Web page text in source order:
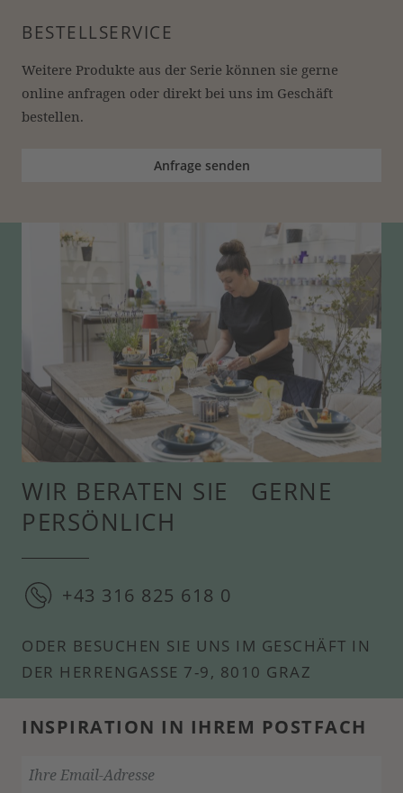
BESTELLSERVICE
Weitere Produkte aus der Serie können sie gerne
online anfragen oder direkt bei uns im Geschäft
bestellen.
Anfrage senden
WIR BERATEN SIE GERNE
PERSÖNLICH
+43 316 825 618 0
ODER BESUCHEN SIE UNS IM GESCHÄFT IN
DER HERRENGASSE 7-9, 8010 GRAZ
INSPIRATION IN IHREM POSTFACH